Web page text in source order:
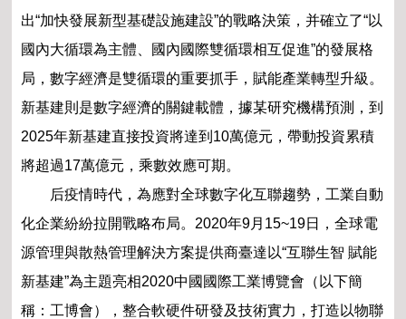
出“加快發展新型基礎設施建設”的戰略決策，并確立了“以
國內大循環為主體、國內國際雙循環相互促進”的發展格
局，數字經濟是雙循環的重要抓手，賦能產業轉型升級。
新基建則是數字經濟的關鍵載體，據某研究機構預測，到
2025年新基建直接投資將達到10萬億元，帶動投資累積
將超過17萬億元，乘數效應可期。
后疫情時代，為應對全球數字化互聯趨勢，工業自動
化企業紛紛拉開戰略布局。2020年9月15~19日，全球電
源管理與散熱管理解決方案提供商臺達以“互聯生智 賦能
新基建”為主題亮相2020中國國際工業博覽會（以下簡
稱：工博會），整合軟硬件研發及技術實力，打造以物聯